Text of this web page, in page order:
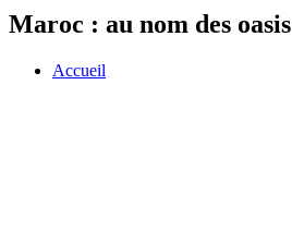
Maroc : au nom des oasis
Accueil